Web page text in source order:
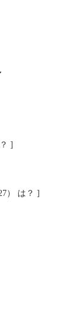
]
） は？ ]